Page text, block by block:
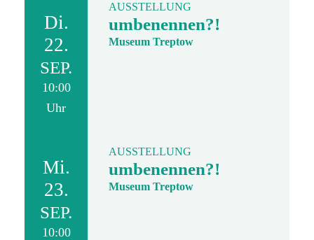
Di.
22.
SEP.
10:00
Uhr
AUSSTELLUNG
umbenennen?!
Museum Treptow
Mi.
23.
SEP.
10:00
AUSSTELLUNG
umbenennen?!
Museum Treptow